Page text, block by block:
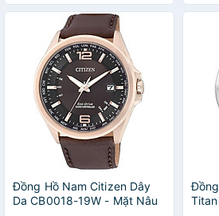
Đồng Hồ Nam Citizen Dây
Da CB0018-19W - Mặt Nâu